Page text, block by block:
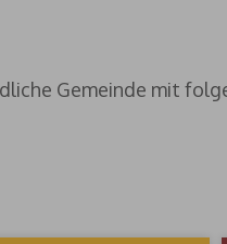
Gemeinde mit